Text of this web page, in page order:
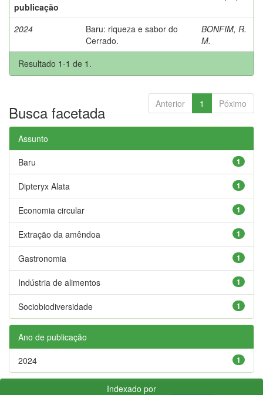
publicação
2024
Baru: riqueza e sabor do
Cerrado.
BONFIM, R.
M.
Resultado 1-1 de 1.
Anterior 1 Póximo
Busca facetada
Assunto
1
Baru
1
Dipteryx Alata
1
Economia circular
1
Extração da amêndoa
1
Gastronomia
1
Indústria de alimentos
1
Sociobiodiversidade
Ano de publicação
1
2024
Indexado por